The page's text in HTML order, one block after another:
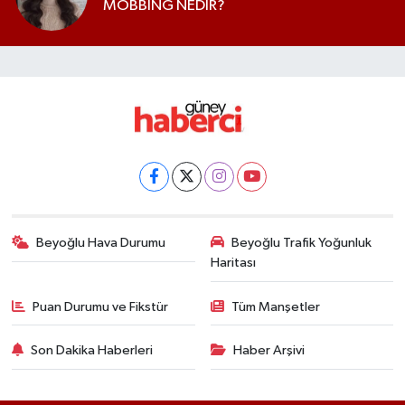
MOBBİNG NEDİR?
Beyoğlu Hava Durumu
Beyoğlu Trafik Yoğunluk
Haritası
Puan Durumu ve Fikstür Tüm Manşetler
Son Dakika Haberleri Haber Arşivi